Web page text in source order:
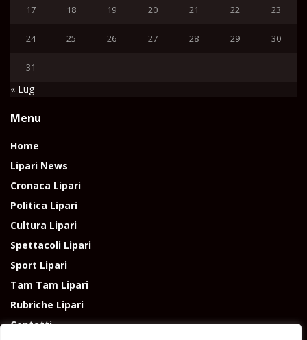
17 18 19 20 21 22 23
24 25 26 27 28 29 30
31
« Lug
Menu
Home
Lipari News
Cronaca Lipari
Politica Lipari
Cultura Lipari
Spettacoli Lipari
Sport Lipari
Tam Tam Lipari
Rubriche Lipari
Contatti